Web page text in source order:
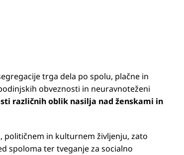
trga dela po spolu, plačne in
obveznosti in neuravnoteženi
različnih oblik nasilja nad ženskami in
političnem in kulturnem življenju, zato
spoloma ter tveganje za socialno